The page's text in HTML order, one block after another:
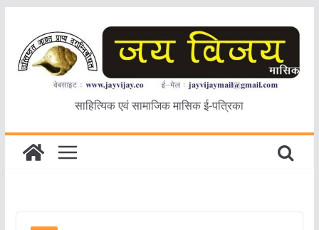
content
साहित्यिक एवं सामाजिक मासिक ई-पत्रिका